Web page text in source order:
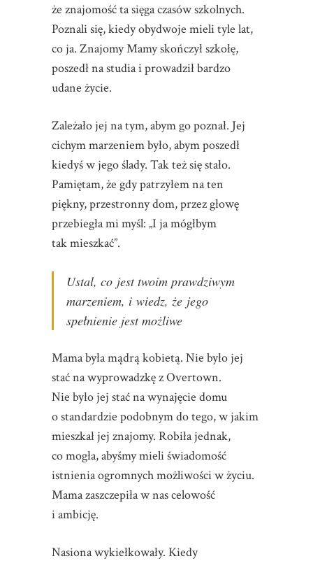
że znajomość ta sięga czasów szkolnych.
Poznali się, kiedy obydwoje mieli tyle lat,
co ja. Znajomy Mamy skończył szkołę,
poszedł na studia i prowadził bardzo
udane życie.
Zależało jej na tym, abym go poznał. Jej
cichym marzeniem było, abym poszedł
kiedyś w jego ślady. Tak też się stało.
Pamiętam, że gdy patrzyłem na ten
piękny, przestronny dom, przez głowę
przebiegła mi myśl: „I ja mógłbym
tak mieszkać”.
Ustal, co jest twoim prawdziwym
marzeniem, i wiedz, że jego
spełnienie jest możliwe
Mama była mądrą kobietą. Nie było jej
stać na wyprowadzkę z Overtown.
Nie było jej stać na wynajęcie domu
o standardzie podobnym do tego, w jakim
mieszkał jej znajomy. Robiła jednak,
co mogła, abyśmy mieli świadomość
istnienia ogromnych możliwości w życiu.
Mama zaszczepiła w nas celowość
i ambicję.
Nasiona wykiełkowały. Kiedy